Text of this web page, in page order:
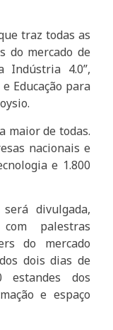
traz todas as
do mercado de
Indústria 4.0”,
Educação para
maior de todas.
nacionais e
e 1.800
divulgada,
palestras
do mercado
dois dias de
dos
e espaço